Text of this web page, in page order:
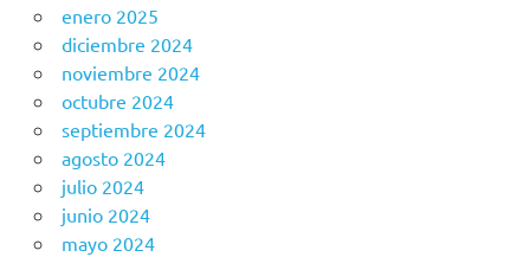
enero 2025
diciembre 2024
noviembre 2024
octubre 2024
septiembre 2024
agosto 2024
julio 2024
junio 2024
mayo 2024